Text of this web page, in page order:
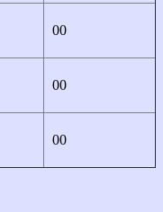
00
00
00